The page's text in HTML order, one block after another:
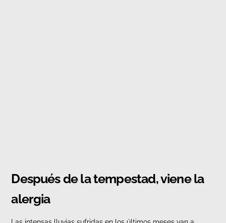
Después de la tempestad, viene la
alergia